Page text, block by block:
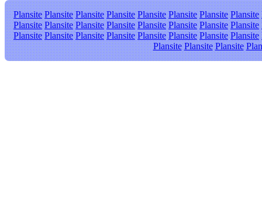
Plansite Plansite Plansite Plansite Plansite Plansite Plansite Plansite
Plansite Plansite Plansite Plansite Plansite Plansite Plansite Plansite
Plansite Plansite Plansite Plansite Plansite Plansite Plansite Plansite
Plansite Plansite Plansite